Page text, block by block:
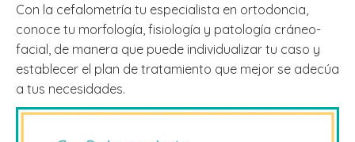
Con la cefalometría tu especialista en ortodoncia,
conoce tu morfología, fisiología y patología cráneo-
facial, de manera que puede individualizar tu caso y
establecer el plan de tratamiento que mejor se adecúa
a tus necesidades.